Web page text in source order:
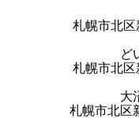
札幌市北区
ど
札幌市北区
大
札幌市北区